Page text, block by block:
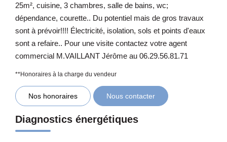
25m², cuisine, 3 chambres, salle de bains, wc;
dépendance, courette.. Du potentiel mais de gros travaux
sont à prévoir!!!! Électricité, isolation, sols et points d'eaux
sont a refaire.. Pour une visite contactez votre agent
commercial M.VAILLANT Jérôme au 06.29.56.81.71
**Honoraires à la charge du vendeur
Nos honoraires Nous contacter
Diagnostics énergétiques